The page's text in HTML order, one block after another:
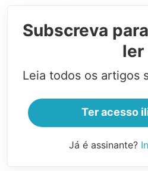
Subscreva
ler
Leia todos os artigos
Ter acesso
Já é assinante?